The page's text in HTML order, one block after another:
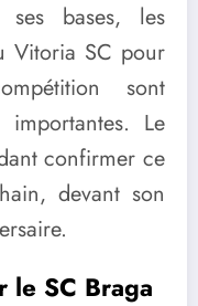
bases, les
Vitoria SC pour
sont
importantes. Le
confirmer ce
devant son
le SC Braga